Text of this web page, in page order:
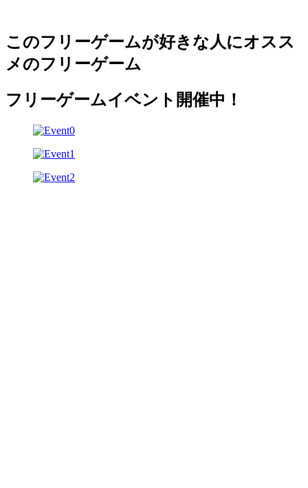
このフリーゲームが好きな人にオスス
メのフリーゲーム
フリーゲームイベント開催中！